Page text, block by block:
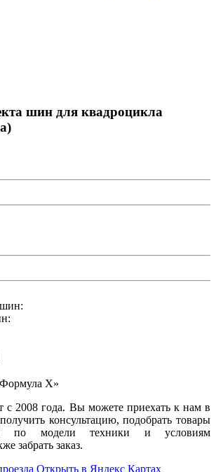
шин для квадроцикла
Х»
с 2008 года. Вы можете приехать к нам в
консультацию, подобрать товары
по модели техники и условиям
забрать заказ.
Открыть в Яндекс Картах